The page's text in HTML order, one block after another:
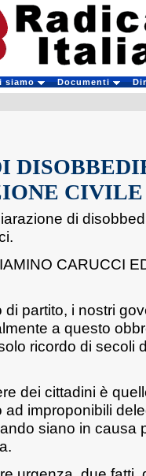
siamo Documenti
CIVILE
di
CARUCCI
partito, i nostri
a questo
ricordo di secoli
dei cittadini è
improponibili
siano in causa